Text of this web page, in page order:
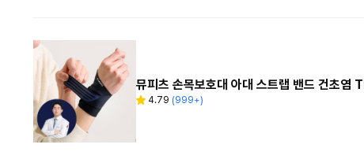
뮤피츠 손목보호대 아대 스트랩 밴드 건초염
별 4.79
리
(999+)